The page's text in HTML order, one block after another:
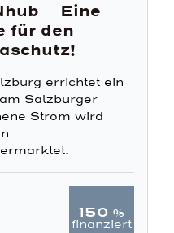
– Eine
für den
errichtet ein
Salzburger
Strom wird
150 %
finanziert